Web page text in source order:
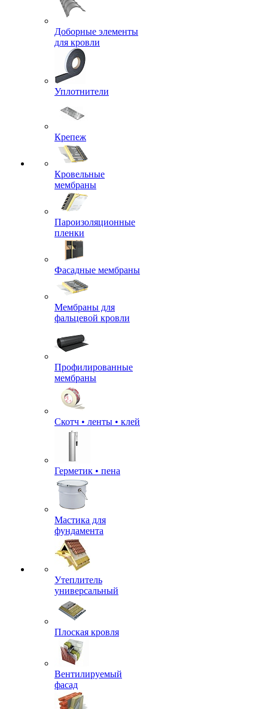
Доборные элементы
для кровли
Уплотнители
Крепеж
Кровельные
мембраны
Пароизоляционные
пленки
Фасадные мембраны
Мембраны для
фальцевой кровли
Профилированные
мембраны
Скотч • ленты • клей
Герметик • пена
Мастика для
фундамента
Утеплитель
универсальный
Плоская кровля
Вентилируемый
фасад